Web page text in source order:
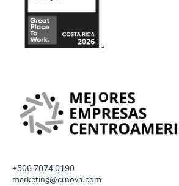
+506 7074 0190
marketing@crnova.com